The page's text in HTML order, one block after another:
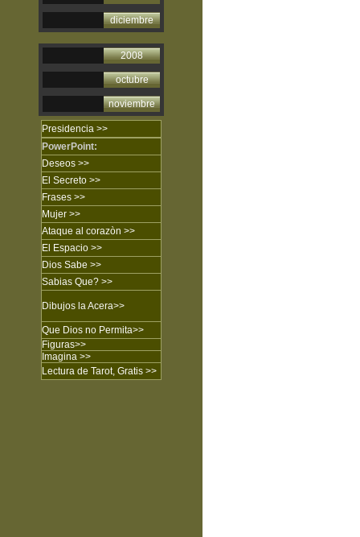
diciembre
2008
octubre
noviembre
Presidencia >>
PowerPoint:
Deseos >>
El Secreto >>
Frases >>
Mujer >>
Ataque al corazòn >>
El Espacio >>
Dios Sabe >>
Sabias Que? >>
Dibujos la Acera>>
Que Dios no Permita>>
Figuras>>
Imagina >>
Lectura de Tarot, Gratis >>